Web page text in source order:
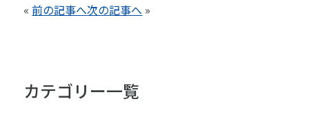
«前の記事へ次の記事へ »
カテゴリー一覧